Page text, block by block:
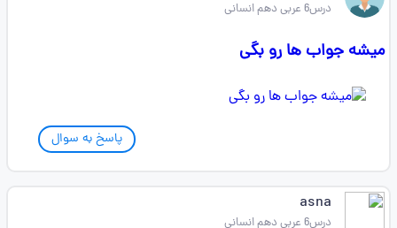
درس6 عربی دهم انسانی
میشه جواب ها رو بگی
پاسخ به سوال
asna
درس6 عربی دهم انسانی